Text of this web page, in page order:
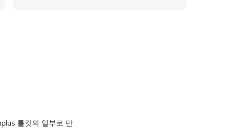
툴킷의 일부로 만